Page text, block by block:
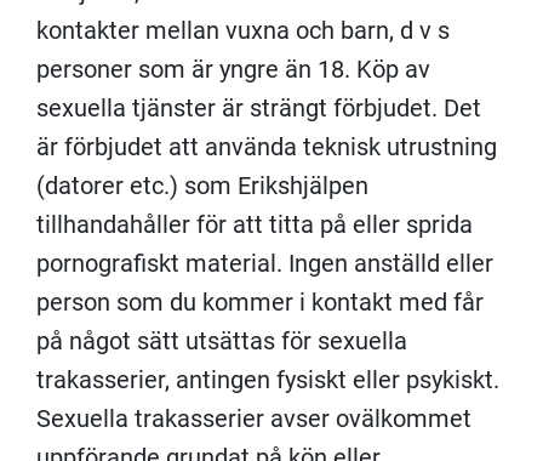
kontakter mellan vuxna och barn, d v s
personer som är yngre än 18. Köp av
sexuella tjänster är strängt förbjudet. Det
är förbjudet att använda teknisk utrustning
(datorer etc.) som Erikshjälpen
tillhandahåller för att titta på eller sprida
pornografiskt material. Ingen anställd eller
person som du kommer i kontakt med får
på något sätt utsättas för sexuella
trakasserier, antingen fysiskt eller psykiskt.
Sexuella trakasserier avser ovälkommet